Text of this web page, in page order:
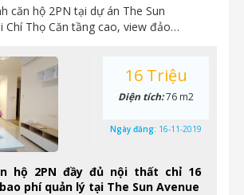
căn hộ 2PN tại dự án The Sun
Chí Thọ Căn tầng cao, view đảo…
hộ 2PN đầy đủ nội thất chỉ 16
phí quản lý tại The Sun Avenue
16 Triệu
Diện tích:76 m2
Ngày đăng: 16-11-2019